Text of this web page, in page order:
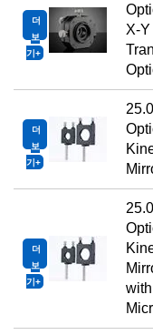
더
보
기
X-Y
더
보
기
더
보
기
with